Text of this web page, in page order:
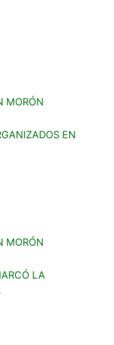
MORÓN
EN
MORÓN
LA